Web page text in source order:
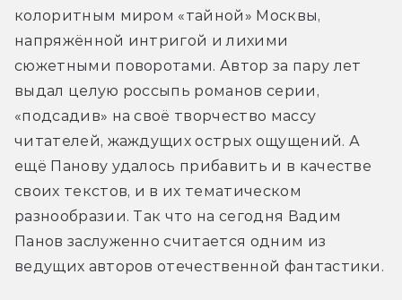
колоритным миром «тайной» Москвы,
напряжённой интригой и лихими
сюжетными поворотами. Автор за пару лет
выдал целую россыпь романов серии,
«подсадив» на своё творчество массу
читателей, жаждущих острых ощущений. А
ещё Панову удалось прибавить и в качестве
своих текстов, и в их тематическом
разнообразии. Так что на сегодня Вадим
Панов заслуженно считается одним из
ведущих авторов отечественной фантастики.